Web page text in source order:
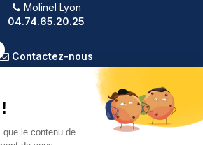
Molinel Lyon
04.74.65.20.25
Contactez-nous